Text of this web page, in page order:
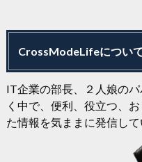
CrossModeLifeについ
IT企業の部長、２人娘の
く中で、便利、役立つ、
た情報を気ままに発信して